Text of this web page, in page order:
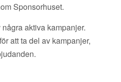
Sponsorhuset.
aktiva kampanjer.
att ta del av kampanjer,